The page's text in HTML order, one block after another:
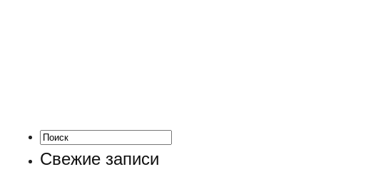
Свежие записи